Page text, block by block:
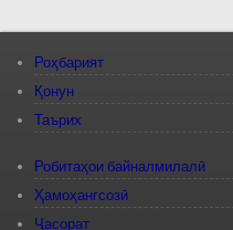
Роҳбарият
Қонун
Таърих
Робитаҳои байналмилалӣ
Ҳамоҳангсозӣ
Ҷасорат